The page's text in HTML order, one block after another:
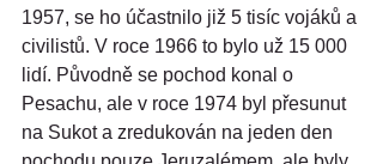
1957, se ho účastnilo již 5 tisíc vojáků a
civilistů. V roce 1966 to bylo už 15 000
lidí. Původně se pochod konal o
Pesachu, ale v roce 1974 byl přesunut
na Sukot a zredukován na jeden den